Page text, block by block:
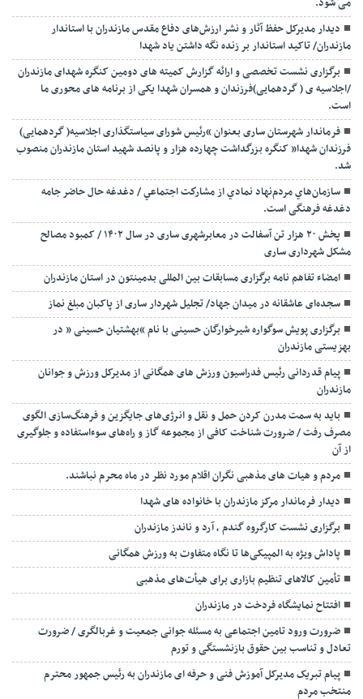
دیدار مدیرکل حفظ آثار و نشر ارزش‌های دفاع مقدس مازندران با استاندار
مازندران/ تاکید استاندار بر زنده نگه داشتن یاد شهدا
برگزاری نشست تخصصی و ارائه گزارش کمیته های دومین کنگره شهدای مازندران
/اجلاسیه ی ( گردهمایی)فرزندان و همسران شهدا یکی از برنامه های محوری ما
است.
فرماندار شهرستان ساری بعنوان “رئیس شورای سیاستگذاری اجلاسیه( گردهمایی)
فرزندان شهدا” کنگره بزرگداشت چهارده هزار و پانصد شهید استان مازندران منصوب
شد.
سازمان‌هاي مردم‌نهاد نمادي از مشاركت اجتماعي / دغدغه حال حاضر جامه
دغدغه فرهنگی است.
پخش ۲۰ هزار تن آسفالت در معابرشهری ساری در سال ۱۴۰۲ / کمبود مصالح
مشکل شهرداری ساری
امضاء تفاهم نامه برگزاری مسابقات بین المللی بدمینتون در استان مازندران
سجده‌ای عاشقانه در میدان جهاد/ تجلیل شهردار ساری از پاکبان مبلغ نماز
برگزاری پویش سوگواره شیرخوارگان حسینی با نام “بهشتیان حسینی ” در
بهزیستی مازندران
پیام قدردانی رئیس فدراسیون ورزش های همگانی از مدیرکل ورزش و جوانان
مازندران
باید به سمت مدرن کردن حمل و نقل و انرژی‌های جایگزین و فرهنگ‌سازی الگوی
مصرف رفت / ضرورت شناخت کافی از مجموعه گاز و راه‌های سوءاستفاده و جلوگیری
از آن
مردم و هیات های مذهبی نگران اقلام مورد نظر در ماه محرم نباشند.
دیدار فرماندار مرکز مازندران با خانواده های شهدا
برگزاری نشست کارگروه گندم ، آرد و ناندز مازندران
پاداش ویژه به المپیکی‌ها تا نگاه متفاوت به ورزش همگانی
تأمین کالاهای تنظیم بازاری برای هیأت‌های مذهبی
افتتاح نمایشگاه فردخت در مازندران
ضرورت ورود تامین اجتماعی به مسئله جوانی جمعیت و غربالگری / ضرورت
تعادل و تناسب بین حقوق بازنشستگی و تورم
پیام تبریک مدیرکل آموزش فنی و حرفه ای مازندران به رئیس جمهور محترم
منتخب مردم